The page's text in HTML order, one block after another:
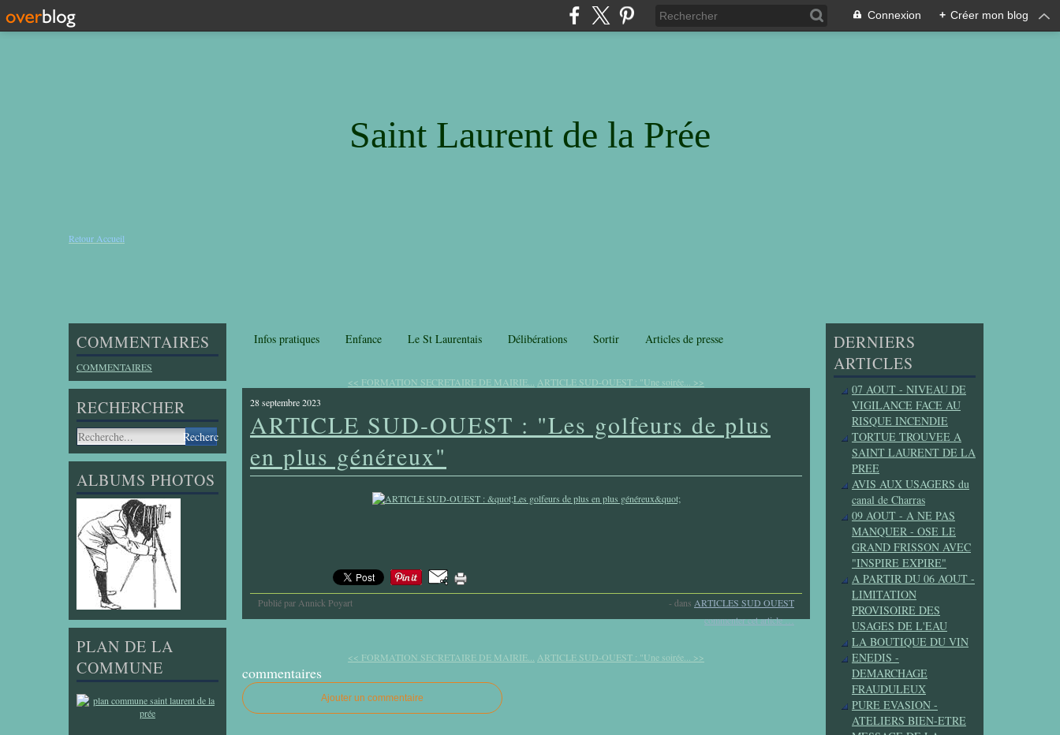
Connexion + Créer mon blog
Saint Laurent de la Prée
Retour Accueil
COMMENTAIRES
COMMENTAIRES
RECHERCHER
ALBUMS PHOTOS
PLAN DE LA
COMMUNE
Infos pratiques Enfance Le St Laurentais Délibérations Sortir Articles de presse
<< FORMATION SECRETAIRE DE MAIRIE...
ARTICLE SUD-OUEST : "Une soirée... >>
28 septembre 2023
ARTICLE SUD-OUEST : "Les golfeurs de plus
en plus généreux"
Publié par Annick Poyart - dans ARTICLES SUD OUEST
commenter cet article…
<< FORMATION SECRETAIRE DE MAIRIE... ARTICLE SUD-OUEST : "Une soirée... >>
commentaires
Ajouter un commentaire
DERNIERS
ARTICLES
07 AOUT - NIVEAU DE
VIGILANCE FACE AU
RISQUE INCENDIE
TORTUE TROUVEE A
SAINT LAURENT DE LA
PREE
AVIS AUX USAGERS du
canal de Charras
09 AOUT - A NE PAS
MANQUER - OSE LE
GRAND FRISSON AVEC
"INSPIRE EXPIRE"
A PARTIR DU 06 AOUT -
LIMITATION
PROVISOIRE DES
USAGES DE L'EAU
LA BOUTIQUE DU VIN
ENEDIS -
DEMARCHAGE
FRAUDULEUX
PURE EVASION -
ATELIERS BIEN-ETRE